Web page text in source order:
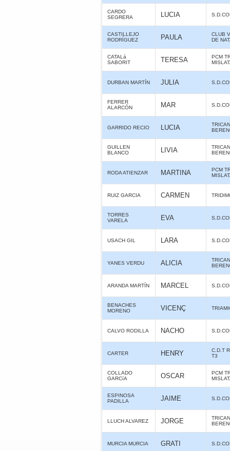
CARDO
SEGRERA
LUCIA
CASTILLEJO
RODRÍGUEZ
PAULA
CLUB
DE
CATALá
SABORIT
TERESA
PCM
DURBAN MARTÍN JULIA
FERRER
ALARCÓN
MAR
GARRIDO RECIO LUCIA
GUILLEN
BLANCO
LIVIA
RODA ATIENZAR MARTINA
PCM
RUIZ GARCIA CARMEN
TORRES
VARELA
EVA
USACH GIL LARA
YANES VERDU ALICIA
ARANDA MARTÍN MARCEL
BENACHES
MORENO
VICENÇ
CALVO RODILLA NACHO
CARTER HENRY
C.D.T
T3
COLLADO
GARCíA
OSCAR
PCM
ESPINOSA
PADILLA
JAIME
LLUCH ALVAREZ JORGE
MURCIA MURCIA GRATI